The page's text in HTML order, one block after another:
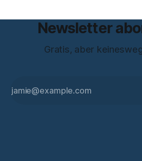
Newsletter
Gratis, aber